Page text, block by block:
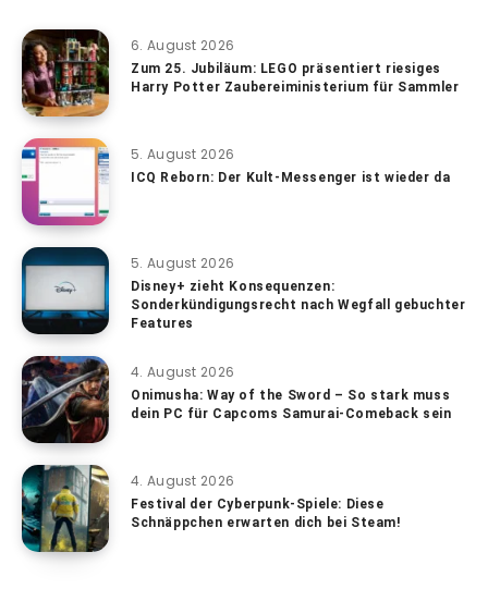
6. August 2026
Zum 25. Jubiläum: LEGO präsentiert riesiges
Harry Potter Zaubereiministerium für Sammler
5. August 2026
ICQ Reborn: Der Kult-Messenger ist wieder da
5. August 2026
Disney+ zieht Konsequenzen:
Sonderkündigungsrecht nach Wegfall gebuchter
Features
4. August 2026
Onimusha: Way of the Sword – So stark muss
dein PC für Capcoms Samurai-Comeback sein
4. August 2026
Festival der Cyberpunk-Spiele: Diese
Schnäppchen erwarten dich bei Steam!